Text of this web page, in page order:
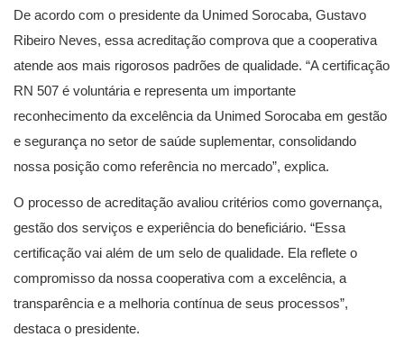
De acordo com o presidente da Unimed Sorocaba, Gustavo
Ribeiro Neves, essa acreditação comprova que a cooperativa
atende aos mais rigorosos padrões de qualidade. “A certificação
RN 507 é voluntária e representa um importante
reconhecimento da excelência da Unimed Sorocaba em gestão
e segurança no setor de saúde suplementar, consolidando
nossa posição como referência no mercado”, explica.
O processo de acreditação avaliou critérios como governança,
gestão dos serviços e experiência do beneficiário. “Essa
certificação vai além de um selo de qualidade. Ela reflete o
compromisso da nossa cooperativa com a excelência, a
transparência e a melhoria contínua de seus processos”,
destaca o presidente.